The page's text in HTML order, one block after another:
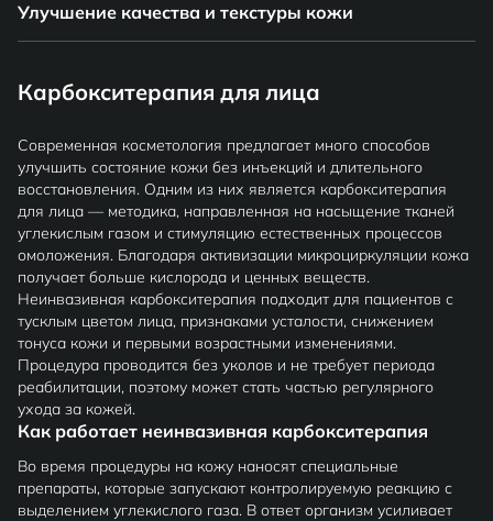
Улучшение качества и текстуры кожи
Карбокситерапия для лица
Современная косметология предлагает много способов
улучшить состояние кожи без инъекций и длительного
восстановления. Одним из них является карбокситерапия
для лица — методика, направленная на насыщение тканей
углекислым газом и стимуляцию естественных процессов
омоложения. Благодаря активизации микроциркуляции кожа
получает больше кислорода и ценных веществ.
Неинвазивная карбокситерапия подходит для пациентов с
тусклым цветом лица, признаками усталости, снижением
тонуса кожи и первыми возрастными изменениями.
Процедура проводится без уколов и не требует периода
реабилитации, поэтому может стать частью регулярного
ухода за кожей.
Как работает неинвазивная карбокситерапия
Во время процедуры на кожу наносят специальные
препараты, которые запускают контролируемую реакцию с
выделением углекислого газа. В ответ организм усиливает